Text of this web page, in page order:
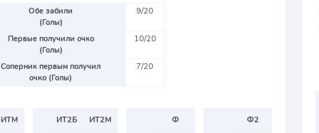
Обе забили
(Голы)
9/20
Первые получили очко
(Голы)
10/20
Соперник первым получил
очко (Голы)
7/20
ИТМ
ИТ2Б
ИТ2М
Ф
Ф2